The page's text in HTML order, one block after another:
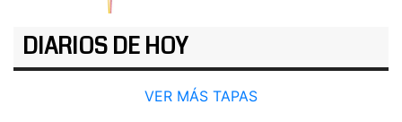
DIARIOS DE HOY
VER MÁS TAPAS